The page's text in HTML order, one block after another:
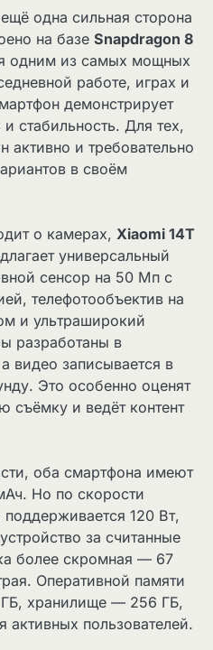
одна сильная сторона
на базе Snapdragon 8
одним из самых мощных
работе, играх и
демонстрирует
стабильность. Для тех,
активно и требовательно
в своём
о камерах, Xiaomi 14T
универсальный
сенсор на 50 Мп с
телефотообъектив на
и ультраширокий
разработаны в
видео записывается в
Это особенно оценят
съёмку и ведёт контент
оба смартфона имеют
Но по скорости
120 Вт,
за считанные
более скромная — 67
Оперативной памяти
ГБ, хранилище — 256 ГБ,
активных пользователей.